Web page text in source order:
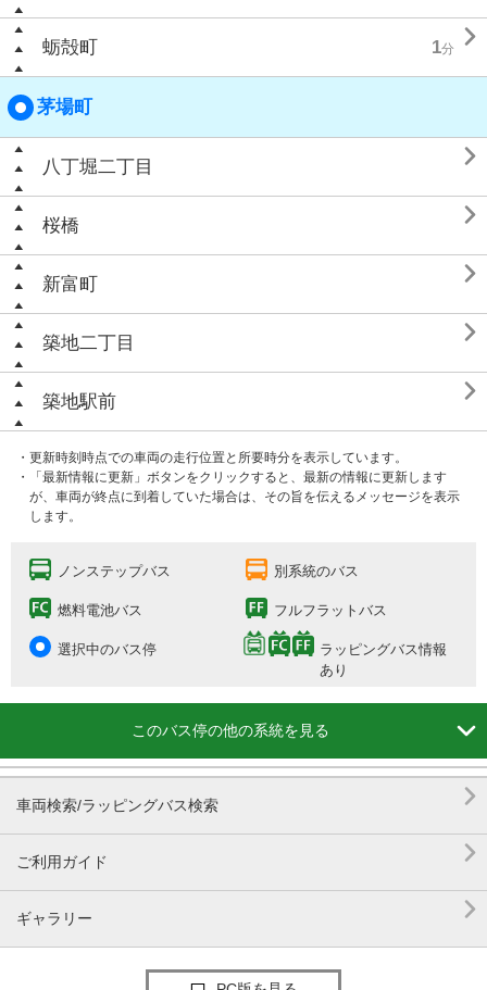
蛎殻町 1分 
茅場町
八丁堀二丁目 
桜橋 
新富町 
築地二丁目 
築地駅前 
・更新時刻時点での車両の走行位置と所要時分を表示しています。
・「最新情報に更新」ボタンをクリックすると、最新の情報に更新します
が、車両が終点に到着していた場合は、その旨を伝えるメッセージを表示
します。
ノンステップバス 別系統のバス
燃料電池バス フルフラットバス
選択中のバス停
ラッピングバス情報
あり
このバス停の他の系統を見る 
車両検索/ラッピングバス検索 
ご利用ガイド 
ギャラリー 